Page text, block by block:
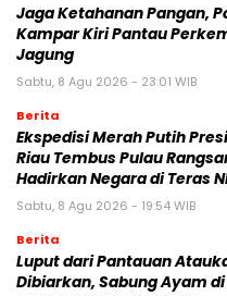
Jaga Ketahanan Pangan,
Kampar Kiri Pantau
Jagung
Sabtu, 8 Agu 2026 - 23:01 WIB
Berita
Ekspedisi Merah Putih
Riau Tembus Pulau
Hadirkan Negara di Teras
Sabtu, 8 Agu 2026 - 19:54 WIB
Berita
Luput dari Pantauan
Dibiarkan, Sabung Ayam